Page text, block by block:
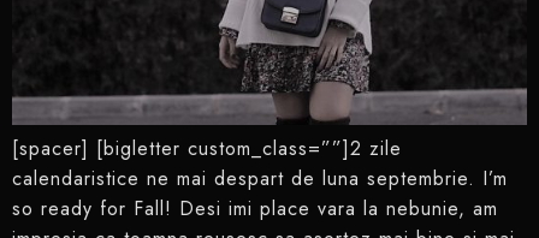
[spacer] [bigletter custom_class=””]2 zile
calendaristice ne mai despart de luna septembrie. I’m
so ready for Fall! Desi imi place vara la nebunie, am